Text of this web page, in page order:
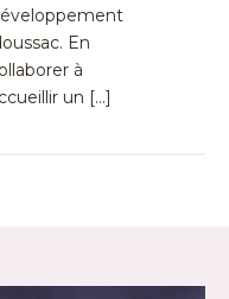
En
à
un […]